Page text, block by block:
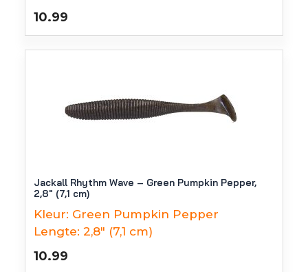
10.99
Jackall Rhythm Wave – Green Pumpkin Pepper,
2,8″ (7,1 cm)
Kleur: Green Pumpkin Pepper
Lengte: 2,8" (7,1 cm)
10.99